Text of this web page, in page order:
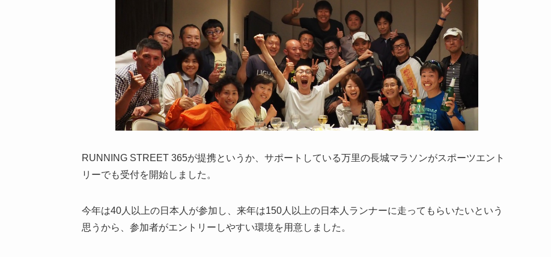
RUNNING STREET 365が提携というか、サポートしている万里の長城マラソンがスポーツエント
リーでも受付を開始しました。
今年は40人以上の日本人が参加し、来年は150人以上の日本人ランナーに走ってもらいたいという
思うから、参加者がエントリーしやすい環境を用意しました。